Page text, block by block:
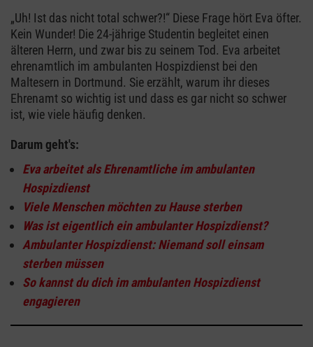
„Uh! Ist das nicht total schwer?!“ Diese Frage hört Eva öfter.
Kein Wunder! Die 24-jährige Studentin begleitet einen
älteren Herrn, und zwar bis zu seinem Tod. Eva arbeitet
ehrenamtlich im ambulanten Hospizdienst bei den
Maltesern in Dortmund. Sie erzählt, warum ihr dieses
Ehrenamt so wichtig ist und dass es gar nicht so schwer
ist, wie viele häufig denken.
Darum geht's:
Eva arbeitet als Ehrenamtliche im ambulanten
Hospizdienst
Viele Menschen möchten zu Hause sterben
Was ist eigentlich ein ambulanter Hospizdienst?
Ambulanter Hospizdienst: Niemand soll einsam
sterben müssen
So kannst du dich im ambulanten Hospizdienst
engagieren